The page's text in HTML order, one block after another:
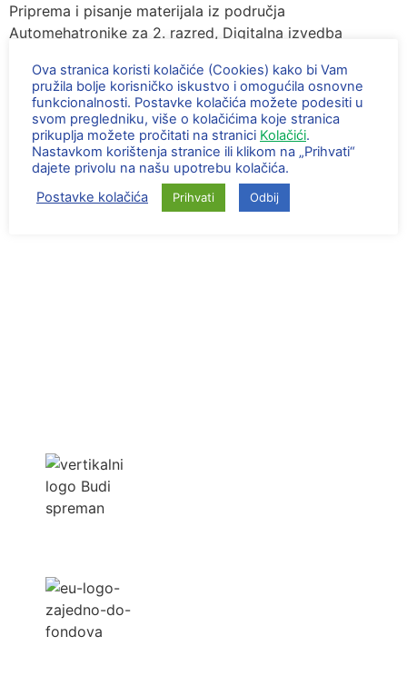
Priprema i pisanje materijala iz područja
Automehatronike za 2. razred, Digitalna izvedba
Digitalna izvedba materijala iz područja
Automehatronike – set vježbi za 1., 2. i 3. razred,
Analiza i obrada svih tipova multimedijskih i
interaktivnih elemenata, Rješavanje izrađenih zadataka u
aplikaciji i kreiranje istih tipova zadataka, Izrada
multimedijskih i interaktivnih elemenata obrađenih
tijekom stručnog usavršavanja.
Ova stranica koristi kolačiće (Cookies) kako bi Vam
pružila bolje korisničko iskustvo i omogućila osnovne
funkcionalnosti. Postavke kolačića možete podesiti u
svom pregledniku, više o kolačićima koje stranica
prikuplja možete pročitati na stranici Kolačići.
Nastavkom korištenja stranice ili klikom na „Prihvati“
dajete privolu na našu upotrebu kolačića.
Postavke kolačića
Prihvati Odbij